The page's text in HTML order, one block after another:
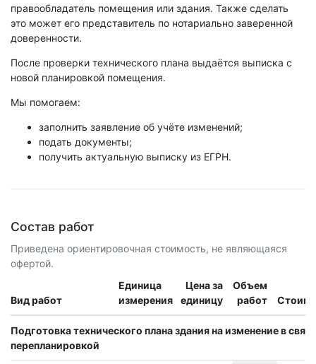
правообладатель помещения или здания. Также сделать
это может его представитель по нотариально заверенной
доверенности.
После проверки технического плана выдаётся выписка с
новой планировкой помещения.
Мы помогаем:
заполнить заявление об учёте изменений;
подать документы;
получить актуальную выписку из ЕГРН.
Состав работ
Приведена ориентировочная стоимость, не являющаяся
офертой.
Вид работ
Единица
измерения
Цена за
единицу
Объем
работ
Подготовка технического плана здания на изменение в
перепланировкой